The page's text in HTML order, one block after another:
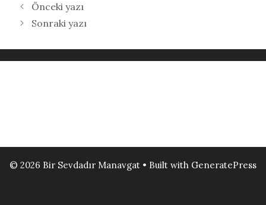
Önceki yazı
Sonraki yazı
© 2026 Bir Sevdadır Manavgat • Built with GeneratePress